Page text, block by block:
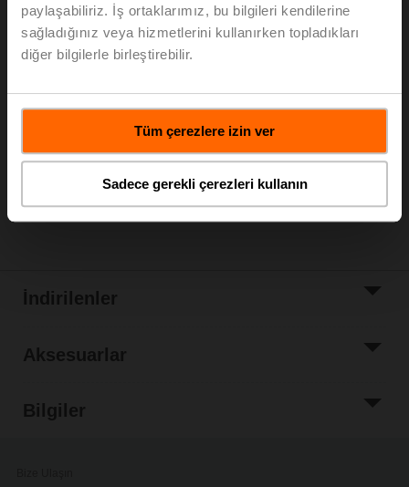
paylaşabiliriz. İş ortaklarımız, bu bilgileri kendilerine
sağladığınız veya hizmetlerini kullanırken topladıkları
diğer bilgilerle birleştirebilir.
Tüm çerezlere izin ver
Sadece gerekli çerezleri kullanın
Rotary motor, 20 Nm, AC/DC 24 V, 2...10 V, 35 s, IP54,
F05
Proje listesine
Paylaş
İndirilenler
Aksesuarlar
Bilgiler